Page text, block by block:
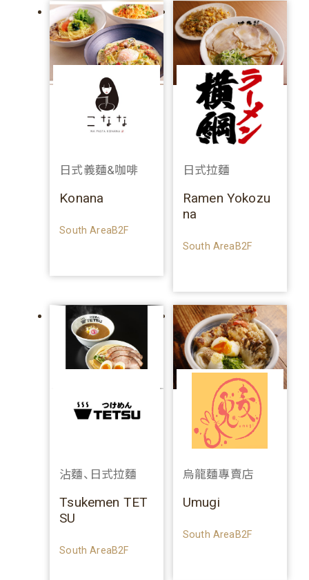
日式義麵&咖啡
Konana
South AreaB2F
日式拉麵
Ramen Yokozu
na
South AreaB2F
沾麵、日式拉麵
Tsukemen TET
SU
South AreaB2F
烏龍麵專賣店
Umugi
South AreaB2F